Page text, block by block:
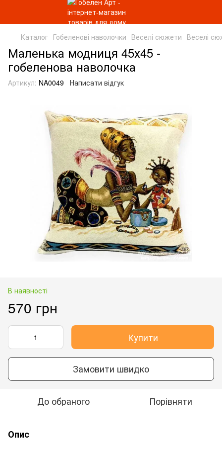
Каталог Гобеленові наволочки Веселі сюжети Веселі
Маленька модниця 45х45 -
гобеленова наволочка
Артикул: NA0049 Написати відгук
В наявності
570 грн
Купити
Замовити швидко
До обраного Порівняти
Опис